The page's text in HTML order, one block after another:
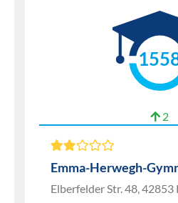
2
Emma-Herwegh-
Elberfelder Str. 48, 42853